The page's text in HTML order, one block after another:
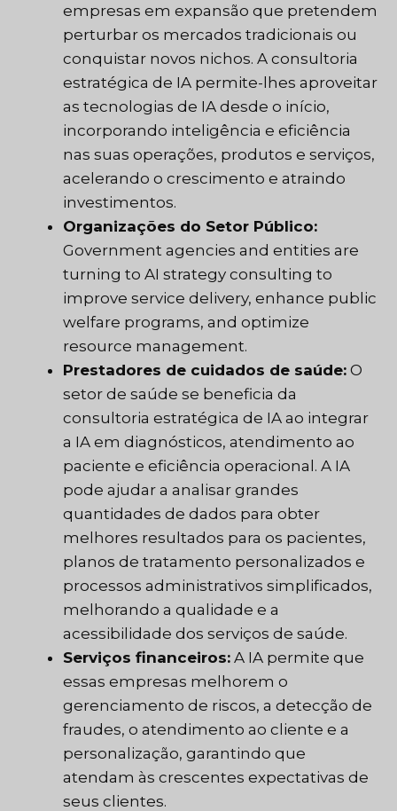
empresas em expansão que pretendem
perturbar os mercados tradicionais ou
conquistar novos nichos. A consultoria
estratégica de IA permite-lhes aproveitar
as tecnologias de IA desde o início,
incorporando inteligência e eficiência
nas suas operações, produtos e serviços,
acelerando o crescimento e atraindo
investimentos.
Organizações do Setor Público:
Government agencies and entities are
turning to AI strategy consulting to
improve service delivery, enhance public
welfare programs, and optimize
resource management.
Prestadores de cuidados de saúde: O
setor de saúde se beneficia da
consultoria estratégica de IA ao integrar
a IA em diagnósticos, atendimento ao
paciente e eficiência operacional. A IA
pode ajudar a analisar grandes
quantidades de dados para obter
melhores resultados para os pacientes,
planos de tratamento personalizados e
processos administrativos simplificados,
melhorando a qualidade e a
acessibilidade dos serviços de saúde.
Serviços financeiros: A IA permite que
essas empresas melhorem o
gerenciamento de riscos, a detecção de
fraudes, o atendimento ao cliente e a
personalização, garantindo que
atendam às crescentes expectativas de
seus clientes.